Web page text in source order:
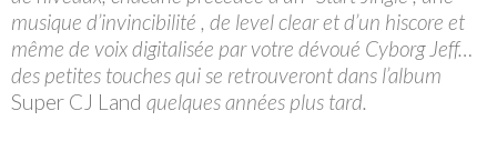
musique d’invincibilité , de level clear et d’un hiscore et
même de voix digitalisée par votre dévoué Cyborg Jeff…
des petites touches qui se retrouveront dans l’album
Super CJ Land quelques années plus tard.